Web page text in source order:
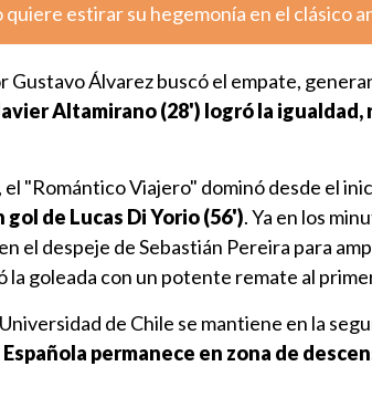
estirar su hegemonía en el clásico
Gustavo Álvarez buscó el empate,
Altamirano (28') logró la
el "Romántico Viajero" dominó desde el
de Lucas Di Yorio (56'). Ya en los
el despeje de Sebastián Pereira para
la goleada con un potente remate al
de Chile se mantiene en la
permanece en zona de